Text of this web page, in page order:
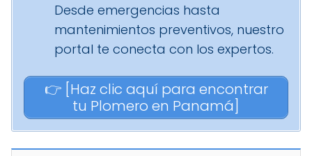
Desde emergencias hasta
mantenimientos preventivos, nuestro
portal te conecta con los expertos.
👉 [Haz clic aquí para encontrar
tu Plomero en Panamá]